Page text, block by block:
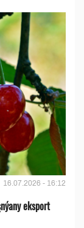
16.07.2026 - 16:12
eksport